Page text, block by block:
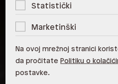
Visina pete: 10.16 cm
Raspoloživost po
Poslovnica
Statistički
Marketinški
Na ovoj mrežnoj stranici
da pročitate Politiku o
postavke.